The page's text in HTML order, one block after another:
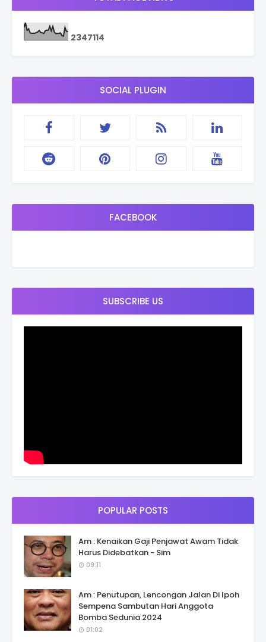
2347114
SOCIAL PLUGIN
FACEBOOK
SUBSCRIBE US
POPULAR POSTS
Am : Kenaikan Gaji Penjawat Awam Tidak
Harus Didebatkan - Sim
09:11
Am : Penutupan, Lencongan Jalan Di Ipoh
Sempena Sambutan Hari Anggota
Bomba Sedunia 2024
01:02